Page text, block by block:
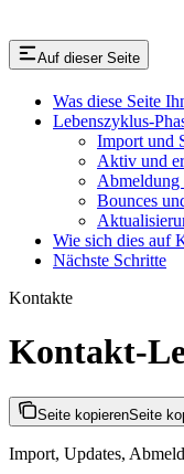
Auf dieser Seite
Was diese Seite
Lebenszyklus-
Import und
Aktiv und
Abmeldung
Bounces
Wie sich dies auf
Nächste Schritte
Kontakte
Kontakt-
Seite kopierenSeite
Import, Updates,